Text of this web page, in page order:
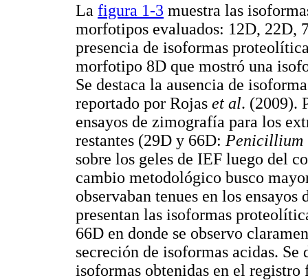
La figura 1-3 muestra las
morfotipos evaluados: 12D, 22D,
presencia de isoformas
morfotipo 8D que mostró una
Se destaca la ausencia de
reportado por Rojas et al. (2009).
ensayos de zimografía para los
restantes (29D y 66D: Penicillium
sobre los geles de IEF luego del
cambio metodológico busco
observaban tenues en los
presentan las isoformas
66D en donde se observo
secreción de isoformas acidas.
isoformas obtenidas en el